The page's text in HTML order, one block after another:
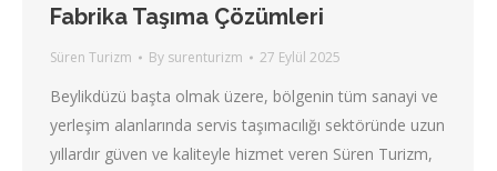
Fabrika Taşıma Çözümleri
Süren Turizm By surenturizm 27 Eylül 2025
Beylikdüzü başta olmak üzere, bölgenin tüm sanayi ve
yerleşim alanlarında servis taşımacılığı sektöründe uzun
yıllardır güven ve kaliteyle hizmet veren Süren Turizm,